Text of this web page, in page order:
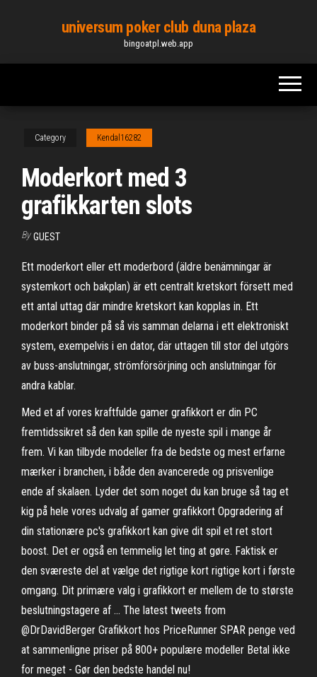
content
universum poker club duna plaza
bingoatpl.web.app
Category Kendal16282
Moderkort med 3
grafikkarten slots
By GUEST
Ett moderkort eller ett moderbord (äldre benämningar är
systemkort och bakplan) är ett centralt kretskort försett med
ett antal uttag där mindre kretskort kan kopplas in. Ett
moderkort binder på så vis samman delarna i ett elektroniskt
system, exempelvis i en dator, där uttagen till stor del utgörs
av buss-anslutningar, strömförsörjning och anslutningar för
andra kablar.
Med et af vores kraftfulde gamer grafikkort er din PC
fremtidssikret så den kan spille de nyeste spil i mange år
frem. Vi kan tilbyde modeller fra de bedste og mest erfarne
mærker i branchen, i både den avancerede og prisvenlige
ende af skalaen. Lyder det som noget du kan bruge så tag et
kig på hele vores udvalg af gamer grafikkort Opgradering af
din stationære pc's grafikkort kan give dit spil et ret stort
boost. Det er også en temmelig let ting at gøre. Faktisk er
den sværeste del at vælge det rigtige kort rigtige kort i første
omgang. Dit primære valg i grafikkort er mellem de to største
beslutningstagere af … The latest tweets from
@DrDavidBerger Grafikkort hos PriceRunner SPAR penge ved
at sammenligne priser på 800+ populære modeller Betal ikke
for meget - Gør den bedste handel nu!